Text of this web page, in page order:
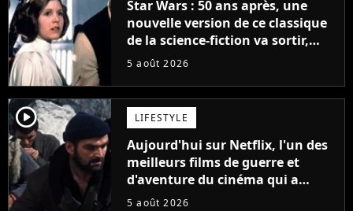
Star Wars : 50 ans après, une
nouvelle version de ce classique
de la science-fiction va sortir,
mais on ne la verra jamais en
5 août 2026
player2 LIFESTYLE
Aujourd'hui sur Netflix, l'un des
meilleurs films de guerre et
d'aventure du cinéma qui a
connu un succès retentissant à
5 août 2026